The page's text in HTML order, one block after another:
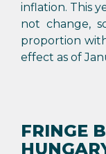
inflation. This
not change,
proportion
effect as of
FRINGE